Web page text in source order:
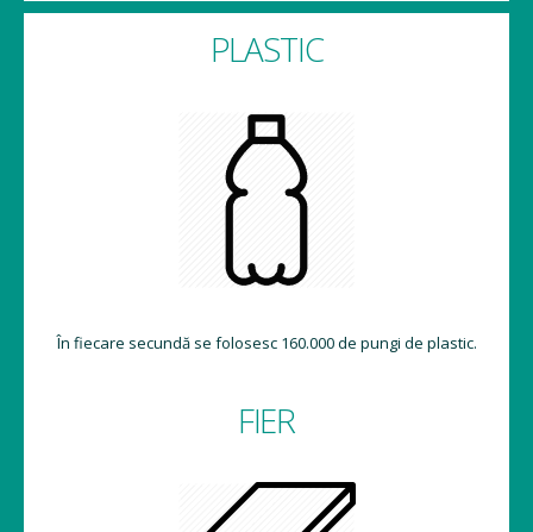
PLASTIC
În fiecare secundă se folosesc 160.000 de pungi de plastic.
FIER